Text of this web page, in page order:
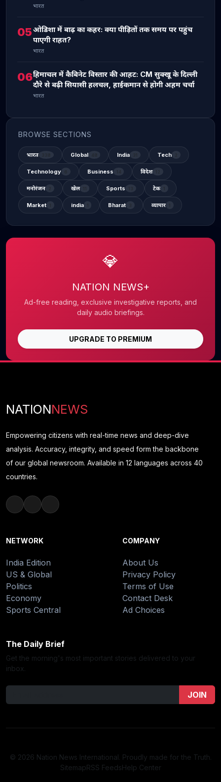
भारत
05ओडिशा में बाढ़ का कहर: क्या पीड़ितों तक समय पर पहुंच
पाएगी राहत?
भारत
06हिमाचल में कैबिनेट विस्तार की आहट: CM सुक्खू के दिल्ली
दौरे से बढ़ी सियासी हलचल, हाईकमान से होगी अहम चर्चा
भारत
BROWSE SECTIONS
भारत Global India Tech
Technology Business विदेश
मनोरंजन खेल Sports टेक
Market india Bharat व्यापार
💎
NATION NEWS+
Ad-free reading, exclusive investigative reports, and
daily audio briefings.
UPGRADE TO PREMIUM
NATIONNEWS
Empowering citizens with real-time news and deep-dive
analysis. Accuracy, integrity, and speed form the backbone
of our global newsroom. Available in 12 languages across 40
countries.
NETWORK
India Edition
US & Global
Politics
Economy
Sports Central
COMPANY
About Us
Privacy Policy
Terms of Use
Contact Desk
Ad Choices
The Daily Brief
Get the morning's most important stories delivered to your
inbox.
JOIN
© 2026 Nation News International. Proudly made for the Truth.
SitemapRSS FeedsHelp Center